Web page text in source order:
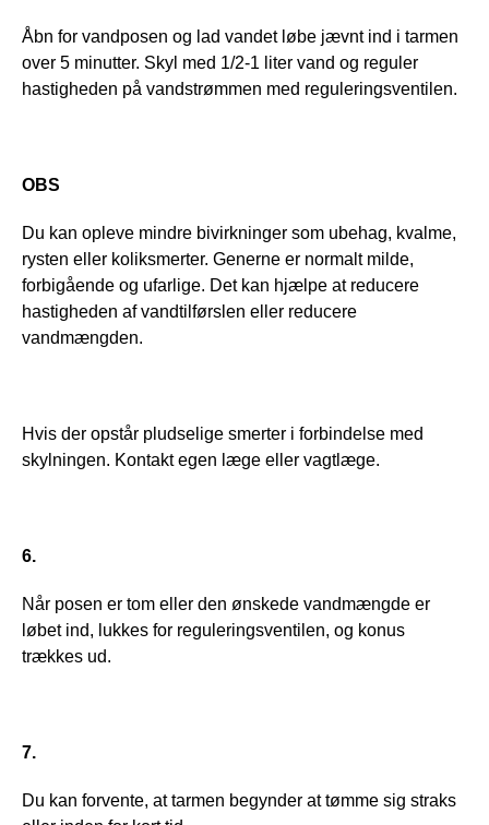
Åbn for vandposen og lad vandet løbe jævnt ind i tarmen
over 5 minutter. Skyl med 1/2-1 liter vand og reguler
hastigheden på vandstrømmen med reguleringsventilen.
OBS
Du kan opleve mindre bivirkninger som ubehag, kvalme,
rysten eller koliksmerter. Generne er normalt milde,
forbigående og ufarlige. Det kan hjælpe at reducere
hastigheden af vandtilførslen eller reducere
vandmængden.
Hvis der opstår pludselige smerter i forbindelse med
skylningen. Kontakt egen læge eller vagtlæge.
6.
Når posen er tom eller den ønskede vandmængde er
løbet ind, lukkes for reguleringsventilen, og konus
trækkes ud.
7.
Du kan forvente, at tarmen begynder at tømme sig straks